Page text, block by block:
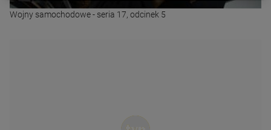
Wojny samochodowe - seria 17, odcinek 5